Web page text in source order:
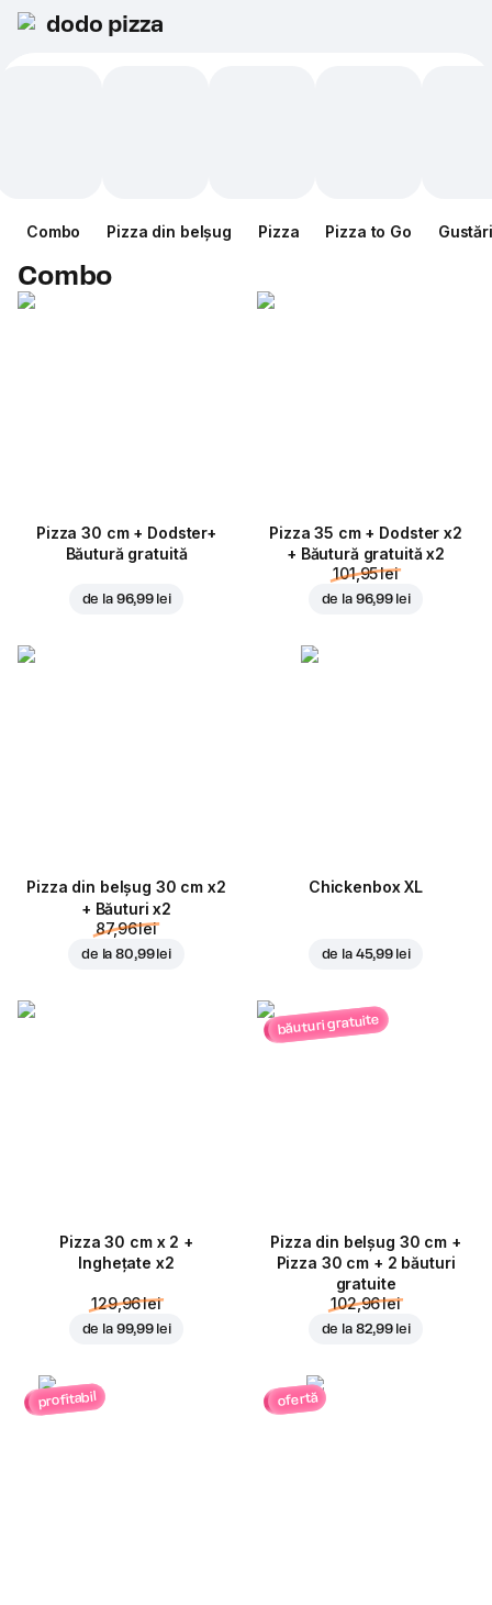
dodo pizza
Combo Pizza din belșug Pizza Pizza to Go Gustări
Combo
Pizza 30 cm + Dodster+
Băutură gratuită
de la 96,99 lei
Pizza 35 cm + Dodster x2
+ Băutură gratuită x2
101,95 lei
de la 96,99 lei
Pizza din belșug 30 cm x2
+ Băuturi x2
87,96 lei
de la80,99 lei
Chickenbox XL
de la 45,99 lei
Pizza 30 cm x 2 +
Inghețate x2
129,96 lei
de la 99,99 lei
băuturi gratuite
Pizza din belșug 30 cm +
Pizza 30 cm + 2 băuturi
gratuite
102,96 lei
de la 82,99 lei
profitabil ofertă